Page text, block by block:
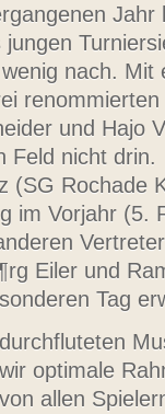
nach. Mit
und Hajo
Feld nicht drin.
(SG Rochade
im Vorjahr (5.
Eiler und
Tag
optimale
allen